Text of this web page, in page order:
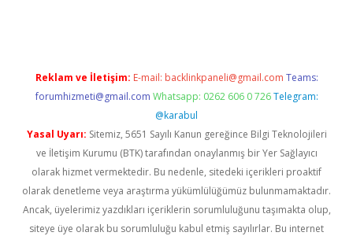
Reklam ve İletişim: E-mail: backlinkpaneli@gmail.com Teams:
forumhizmeti@gmail.com Whatsapp: 0262 606 0 726 Telegram:
@karabul
Yasal Uyarı: Sitemiz, 5651 Sayılı Kanun gereğince Bilgi Teknolojileri
ve İletişim Kurumu (BTK) tarafından onaylanmış bir Yer Sağlayıcı
olarak hizmet vermektedir. Bu nedenle, sitedeki içerikleri proaktif
olarak denetleme veya araştırma yükümlülüğümüz bulunmamaktadır.
Ancak, üyelerimiz yazdıkları içeriklerin sorumluluğunu taşımakta olup,
siteye üye olarak bu sorumluluğu kabul etmiş sayılırlar. Bu internet